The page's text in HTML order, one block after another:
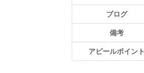
ブログ
備考
アピールポイント